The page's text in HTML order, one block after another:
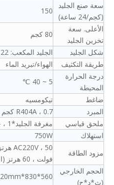
سعة صنع الجليد
(كجم/24 ساعة)
150
الأعلى. سعة
تخزين الجليد
80 كجم
شكل الجليد
الجليد المكعب: 22*22*22 مم
طريقة التكثيف
الهواء/تبريد الماء
درجة الحرارة
المحيطة
5 ~ 40 ℃
ضاغط
تيكومسيه
المبرد
R404A ، 0.7 كجم
ملحق قياسي
مغرفة الجليد*1 ، خرطوم مدخل الماء*1 ، خرطوم الصرف*1 ، غسالة ختم احتياطية*1
استهلاك
750W
مزود الطاقة
فولت ، 60 هرتز (اختياري)
الحجم الخارجي
(ث*د*ح)
560*830*1520mm